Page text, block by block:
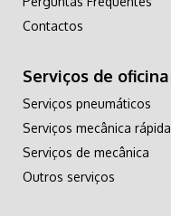
Contactos
Serviços de oficina
Serviços pneumáticos
Serviços mecânica rápida
Serviços de mecânica
Outros serviços